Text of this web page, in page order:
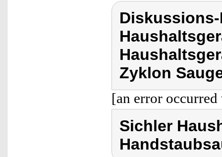
Zyklon
[an error
Sichler